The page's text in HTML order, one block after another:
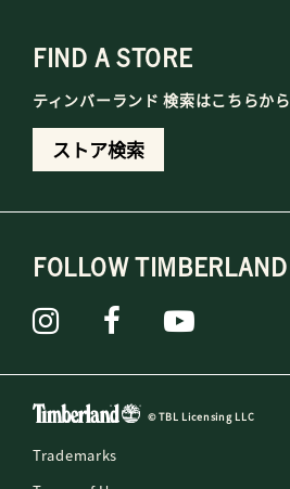
FIND A STORE
ティンバーランド 検索はこちらから
ストア検索
FOLLOW TIMBERLAND
© TBL Licensing LLC
Trademarks